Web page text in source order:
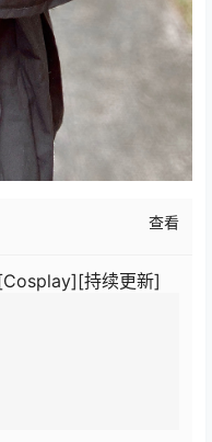
查看
持续更新]